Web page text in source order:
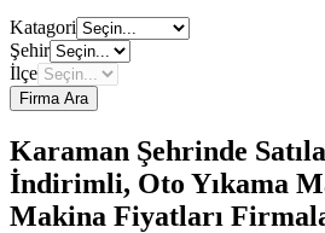
Katagori
Şehir
İlçe
Firma Ara
Karaman Şehrinde
İndirimli, Oto Yıkama
Makina Fiyatları